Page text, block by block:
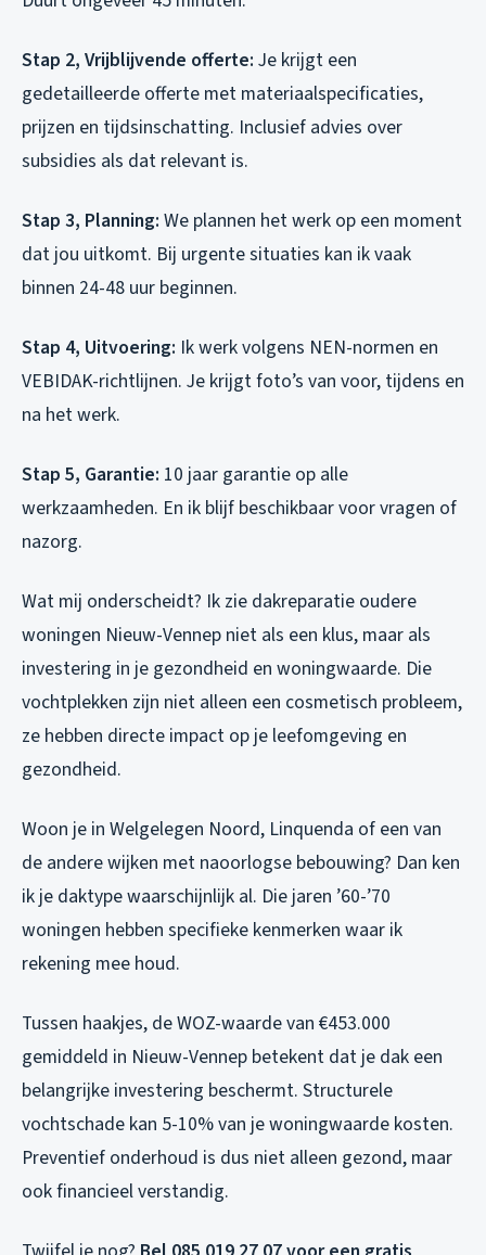
Stap 2, Vrijblijvende offerte: Je krijgt een
gedetailleerde offerte met materiaalspecificaties,
prijzen en tijdsinschatting. Inclusief advies over
subsidies als dat relevant is.
Stap 3, Planning: We plannen het werk op een moment
dat jou uitkomt. Bij urgente situaties kan ik vaak
binnen 24-48 uur beginnen.
Stap 4, Uitvoering: Ik werk volgens NEN-normen en
VEBIDAK-richtlijnen. Je krijgt foto’s van voor, tijdens en
na het werk.
Stap 5, Garantie: 10 jaar garantie op alle
werkzaamheden. En ik blijf beschikbaar voor vragen of
nazorg.
Wat mij onderscheidt? Ik zie dakreparatie oudere
woningen Nieuw-Vennep niet als een klus, maar als
investering in je gezondheid en woningwaarde. Die
vochtplekken zijn niet alleen een cosmetisch probleem,
ze hebben directe impact op je leefomgeving en
gezondheid.
Woon je in Welgelegen Noord, Linquenda of een van
de andere wijken met naoorlogse bebouwing? Dan ken
ik je daktype waarschijnlijk al. Die jaren ’60-’70
woningen hebben specifieke kenmerken waar ik
rekening mee houd.
Tussen haakjes, de WOZ-waarde van €453.000
gemiddeld in Nieuw-Vennep betekent dat je dak een
belangrijke investering beschermt. Structurele
vochtschade kan 5-10% van je woningwaarde kosten.
Preventief onderhoud is dus niet alleen gezond, maar
ook financieel verstandig.